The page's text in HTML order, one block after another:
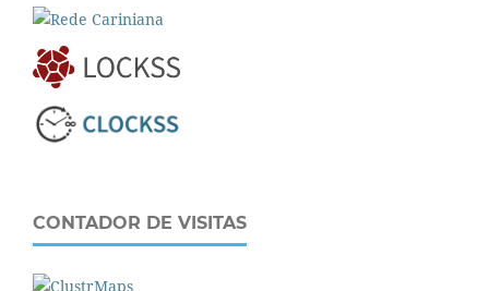
CONTADOR DE VISITAS